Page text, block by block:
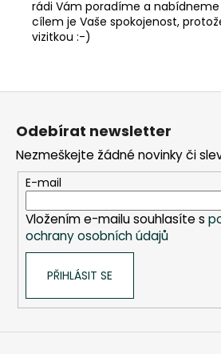
rádi Vám poradíme a nabídneme
cílem je Vaše spokojenost,
vizitkou :-)
Z
Odebírat newsletter
Nezmeškejte žádné novinky či
E-mail
Vložením e-mailu souhlasíte s
ochrany osobních údajů
PŘIHLÁSIT SE